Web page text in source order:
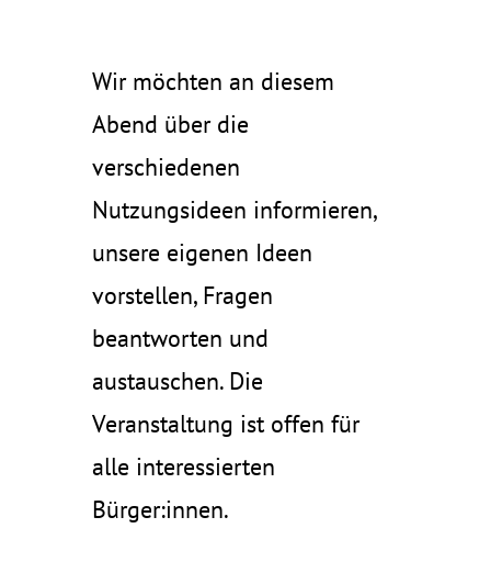
Wir möchten an diesem
Abend über die
verschiedenen
Nutzungsideen informieren,
unsere eigenen Ideen
vorstellen, Fragen
beantworten und
austauschen. Die
Veranstaltung ist offen für
alle interessierten
Bürger:innen.